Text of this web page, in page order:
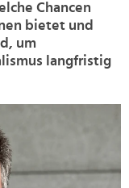
Chancen
bietet und
um
langfristig